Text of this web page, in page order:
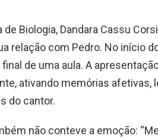
Biologia, Dandara Cassu
relação com Pedro. No início
de uma aula. A
ativando memórias afetivas,
do cantor.
não conteve a emoção: